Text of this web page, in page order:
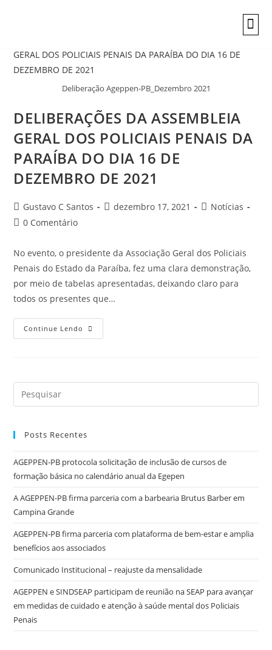
Deliberação Ageppen-PB_Dezembro 2021
DELIBERAÇÕES DA ASSEMBLEIA
GERAL DOS POLICIAIS PENAIS DA
PARAÍBA DO DIA 16 DE
DEZEMBRO DE 2021
Gustavo C Santos dezembro 17, 2021
Notícias
0 Comentário
No evento, o presidente da Associação Geral dos Policiais
Penais do Estado da Paraíba, fez uma clara demonstração,
por meio de tabelas apresentadas, deixando claro para
todos os presentes que…
Continue Lendo
Posts Recentes
AGEPPEN-PB protocola solicitação de inclusão de cursos de
formação básica no calendário anual da Egepen
A AGEPPEN-PB firma parceria com a barbearia Brutus Barber em
Campina Grande
AGEPPEN-PB firma parceria com plataforma de bem-estar e amplia
benefícios aos associados
Comunicado Institucional – reajuste da mensalidade
AGEPPEN e SINDSEAP participam de reunião na SEAP para avançar
em medidas de cuidado e atenção à saúde mental dos Policiais
Penais